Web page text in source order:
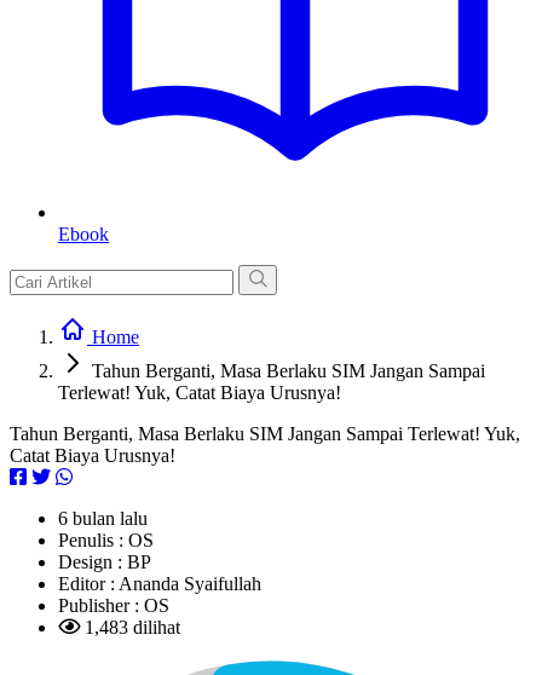
Ebook
Home
Tahun Berganti, Masa Berlaku SIM Jangan Sampai
Terlewat! Yuk, Catat Biaya Urusnya!
Tahun Berganti, Masa Berlaku SIM Jangan Sampai Terlewat! Yuk,
Catat Biaya Urusnya!
6 bulan lalu
Penulis : OS
Design : BP
Editor : Ananda Syaifullah
Publisher : OS
1,483 dilihat